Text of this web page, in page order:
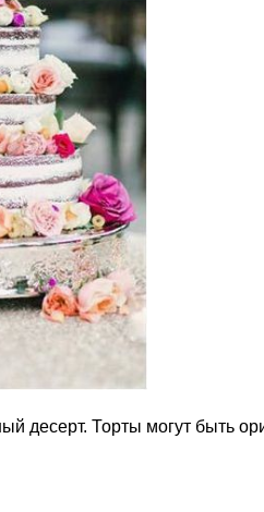
десерт. Торты могут быть